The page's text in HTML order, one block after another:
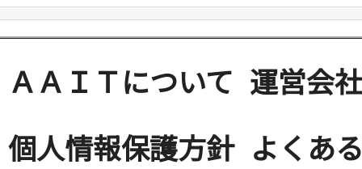
ＡＡＩＴについて 運営会社
個人情報保護方針 よくあ